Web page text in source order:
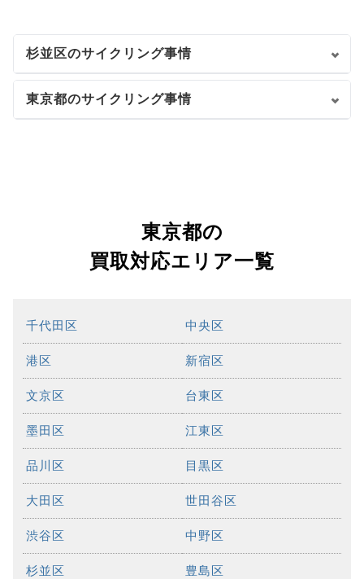
杉並区のサイクリング事情
東京都のサイクリング事情
東京都の
買取対応エリア一覧
千代田区 中央区
港区 新宿区
文京区 台東区
墨田区 江東区
品川区 目黒区
大田区 世田谷区
渋谷区 中野区
杉並区 豊島区